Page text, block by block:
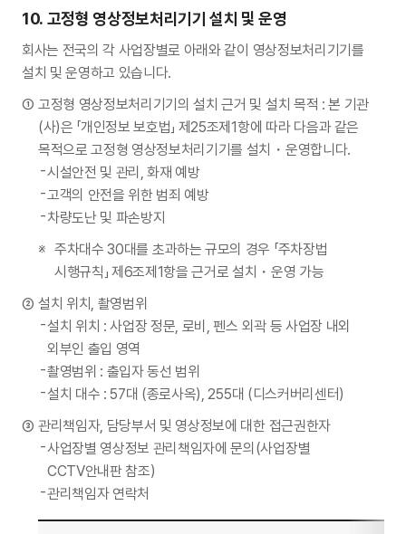
10. 고정형 영상정보처리기기 설치 및 운영
회사는 전국의 각 사업장별로 아래와 같이 영상정보처리기기를
설치 및 운영하고 있습니다.
고정형 영상정보처리기기의 설치 근거 및 설치 목적 : 본 기관
(사)은 「개인정보 보호법」 제25조제1항에 따라 다음과 같은
목적으로 고정형 영상정보처리기기를 설치・운영합니다.
시설안전 및 관리, 화재 예방
고객의 안전을 위한 범죄 예방
차량도난 및 파손방지
주차대수 30대를 초과하는 규모의 경우 「주차장법
시행규칙」 제6조제1항을 근거로 설치・운영 가능
설치 위치, 촬영범위
설치 위치 : 사업장 정문, 로비, 펜스 외곽 등 사업장 내외
외부인 출입 영역
촬영범위 : 출입자 동선 범위
설치 대수 : 57대 (종로사옥), 255대 (디스커버리센터)
관리책임자, 담당부서 및 영상정보에 대한 접근권한자
사업장별 영상정보 관리책임자에 문의(사업장별
CCTV안내판 참조)
관리책임자 연락처